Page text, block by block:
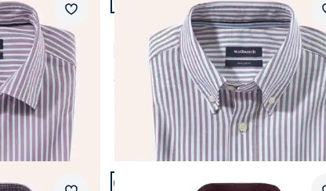
Merkzettel
Passform Regular Fit.
Regular Fit
Premium Oxford-Hemd
4,2 (14)
ab € 59,99
Artikel 6 von 12.